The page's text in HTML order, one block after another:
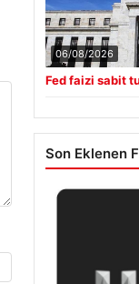
06/08/2026
Fed faizi sabit
Son Eklenen